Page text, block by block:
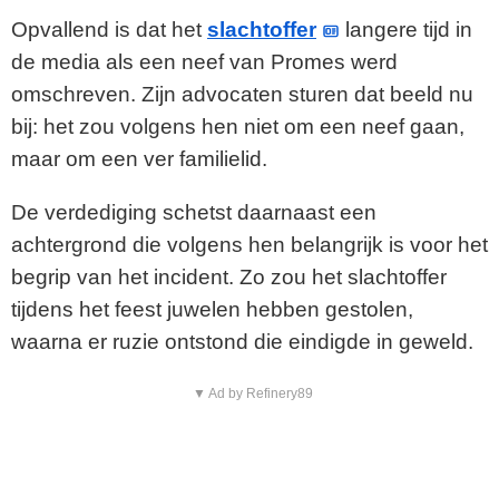
Opvallend is dat het slachtoffer
langere tijd in
de media als een neef van Promes werd
omschreven. Zijn advocaten sturen dat beeld nu
bij: het zou volgens hen niet om een neef gaan,
maar om een ver familielid.
De verdediging schetst daarnaast een
achtergrond die volgens hen belangrijk is voor het
begrip van het incident. Zo zou het slachtoffer
tijdens het feest juwelen hebben gestolen,
waarna er ruzie ontstond die eindigde in geweld.
▼ Ad by Refinery89